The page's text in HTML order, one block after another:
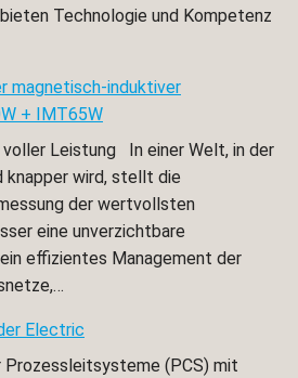
Technologie und Kompetenz
magnetisch-induktiver
+ IMT65W
voller Leistung In einer Welt, in der
knapper wird, stellt die
der wertvollsten
eine unverzichtbare
effizientes Management der
Electric
(PCS) mit